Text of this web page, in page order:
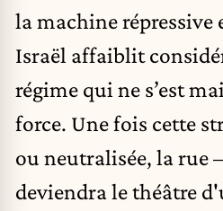
la machine répressive
Israël affaiblit
régime qui ne s’est
force. Une fois cette
ou neutralisée, la rue
deviendra le théâtre